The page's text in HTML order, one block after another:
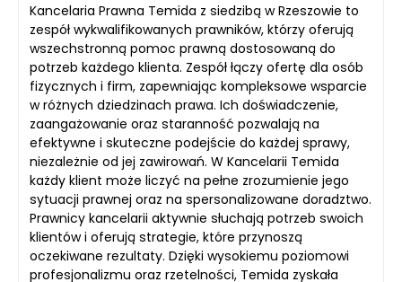
Kancelaria Prawna Temida z siedzibą w Rzeszowie to
zespół wykwalifikowanych prawników, którzy oferują
wszechstronną pomoc prawną dostosowaną do
potrzeb każdego klienta. Zespół łączy ofertę dla osób
fizycznych i firm, zapewniając kompleksowe wsparcie
w różnych dziedzinach prawa. Ich doświadczenie,
zaangażowanie oraz staranność pozwalają na
efektywne i skuteczne podejście do każdej sprawy,
niezależnie od jej zawirowań. W Kancelarii Temida
każdy klient może liczyć na pełne zrozumienie jego
sytuacji prawnej oraz na spersonalizowane doradztwo.
Prawnicy kancelarii aktywnie słuchają potrzeb swoich
klientów i oferują strategie, które przynoszą
oczekiwane rezultaty. Dzięki wysokiemu poziomowi
profesjonalizmu oraz rzetelności, Temida zyskała